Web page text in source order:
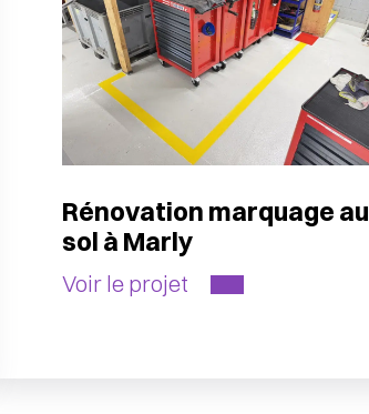
Rénovation marquage au
sol à Marly
Voir le projet